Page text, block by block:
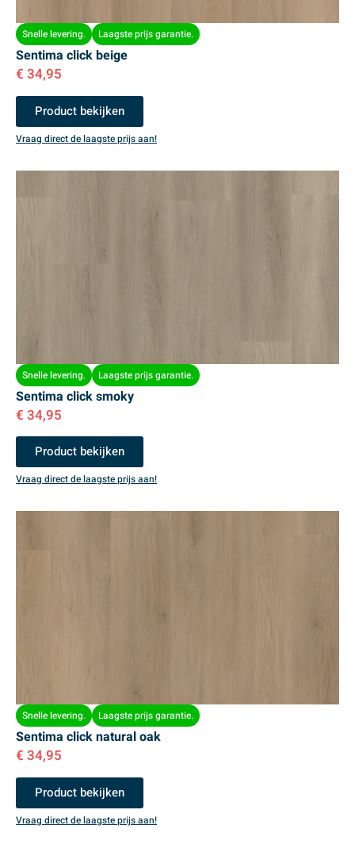
Snelle levering. Laagste prijs garantie.
Sentima click beige
€ 34,95
Product bekijken
Vraag direct de laagste prijs aan!
Snelle levering. Laagste prijs garantie.
Sentima click smoky
€ 34,95
Product bekijken
Vraag direct de laagste prijs aan!
Snelle levering. Laagste prijs garantie.
Sentima click natural oak
€ 34,95
Product bekijken
Vraag direct de laagste prijs aan!